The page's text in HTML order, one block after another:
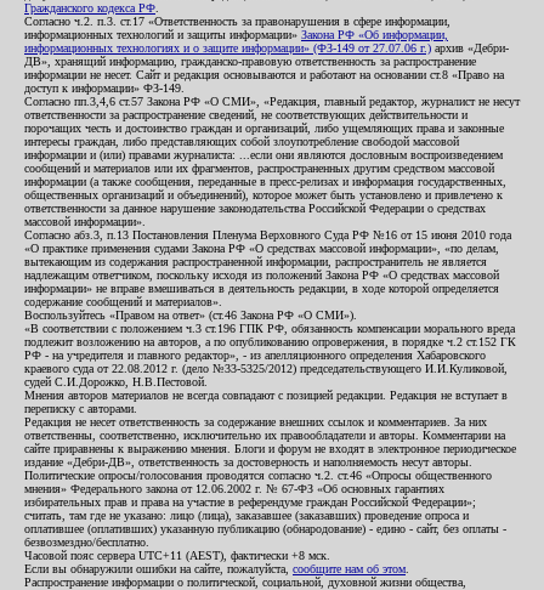
Гражданского кодекса РФ
Согласно ч.2. п.3. ст.17 «Ответственность за правонарушения в сфере информации,
информационных технологий и защиты информации» Закона РФ «Об информации,
информационных технологиях и о защите информации» (ФЗ-149 от 27.07.06 г.) архив «Дебри-
ДВ», хранящий информацию, гражданско-правовую ответственность за распространение
информации не несет. Сайт и редакция основываются и работают на основании ст.8 «Право на
доступ к информации» ФЗ-149.
Согласно пп.3,4,6 ст.57 Закона РФ «О СМИ», «Редакция, главный редактор, журналист не несут
ответственности за распространение сведений, не соответствующих действительности и
порочащих честь и достоинство граждан и организаций, либо ущемляющих права и законные
интересы граждан, либо представляющих собой злоупотребление свободой массовой
информации и (или) правами журналиста: ...если они являются дословным воспроизведением
сообщений и материалов или их фрагментов, распространенных другим средством массовой
информации (а также сообщения, переданные в пресс-релизах и информация государственных,
общественных организаций и объединений), которое может быть установлено и привлечено к
ответственности за данное нарушение законодательства Российской Федерации о средствах
массовой информации».
Согласно абз.3, п.13 Постановления Пленума Верховного Суда РФ №16 от 15 июня 2010 года
«О практике применения судами Закона РФ «О средствах массовой информации», «по делам,
вытекающим из содержания распространенной информации, распространитель не является
надлежащим ответчиком, поскольку исходя из положений Закона РФ «О средствах массовой
информации» не вправе вмешиваться в деятельность редакции, в ходе которой определяется
содержание сообщений и материалов».
Воспользуйтесь «Правом на ответ» (ст.46 Закона РФ «О СМИ»).
«В соответствии с положением ч.3 ст.196 ГПК РФ, обязанность компенсации морального вреда
подлежит возложению на авторов, а по опубликованию опровержения, в порядке ч.2 ст.152 ГК
РФ - на учредителя и главного редактор», - из апелляционного определения Хабаровского
краевого суда от 22.08.2012 г. (дело №33-5325/2012) председательствующего И.И.Куликовой,
судей С.И.Дорожко, Н.В.Пестовой.
Мнения авторов материалов не всегда совпадают с позицией редакции. Редакция не вступает в
переписку с авторами.
Редакция не несет ответственность за содержание внешних ссылок и комментариев. За них
ответственны, соответственно, исключительно их правообладатели и авторы. Комментарии на
сайте приравнены к выражению мнения. Блоги и форум не входят в электронное периодическое
издание «Дебри-ДВ», ответственность за достоверность и наполняемость несут авторы.
Политические опросы/голосования проводятся согласно ч.2. ст.46 «Опросы общественного
мнения» Федерального закона от 12.06.2002 г. № 67-ФЗ «Об основных гарантиях
избирательных прав и права на участие в референдуме граждан Российской Федерации»;
считать, там где не указано: лицо (лица), заказавшее (заказавших) проведение опроса и
оплатившее (оплативших) указанную публикацию (обнародование) - едино - сайт, без оплаты -
безвозмездно/бесплатно.
Часовой пояс сервера UTC+11 (AEST), фактически +8 мск.
Если вы обнаружили ошибки на сайте, пожалуйста, сообщите нам об этом
Распространение информации о политической, социальной, духовной жизни общества,